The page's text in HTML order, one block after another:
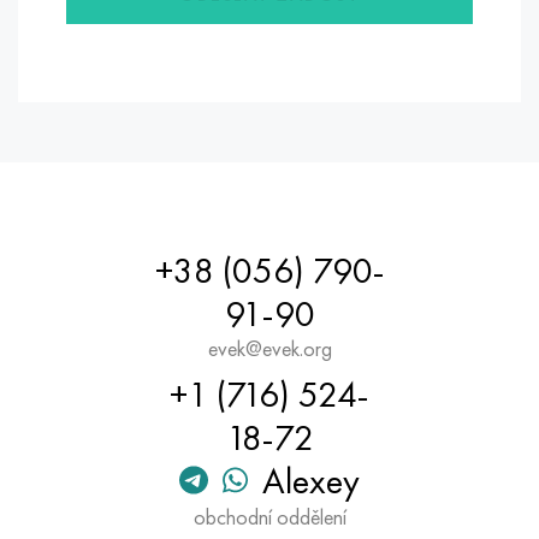
+38 (056) 790-
91-90
evek@evek.org
+1 (716) 524-
18-72
Alexey
obchodní oddělení